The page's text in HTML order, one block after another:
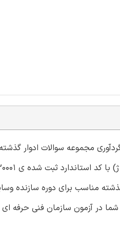
مجموعه سوالات ادوار
سوال از ادوار گذشته مناسب برای
در آزمون سازمان فنی حرفه ای